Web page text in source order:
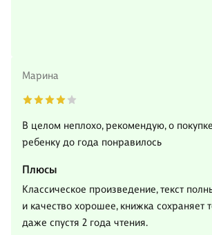
Марина
В целом неплохо, рекомендую, о
ребенку до года понравилось
Плюсы
Классическое произведение, текст
и качество хорошее, книжка сохраняет
даже спустя 2 года чтения.